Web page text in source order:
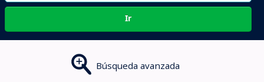
Ir
Búsqueda avanzada